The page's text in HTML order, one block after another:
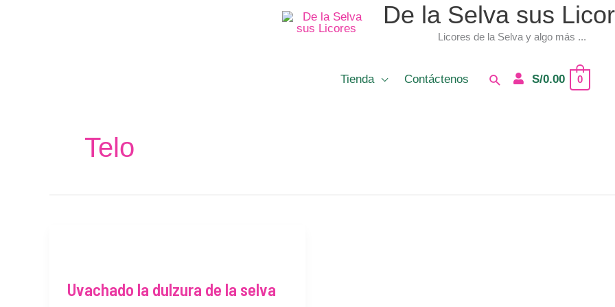
De la Selva sus
Licores de la Selva y algo más ...
Tienda Contáctenos Buscar S/0.00 0
Telo
Uvachado la dulzura de la selva
dulzura